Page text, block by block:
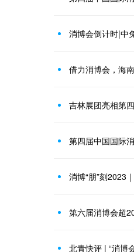
消博会倒计时|中
借力消博会，海
吉林展团亮相第
第四届中国国际
消博“朋”刻2023
第六届消博会超
北青快评 | “消博